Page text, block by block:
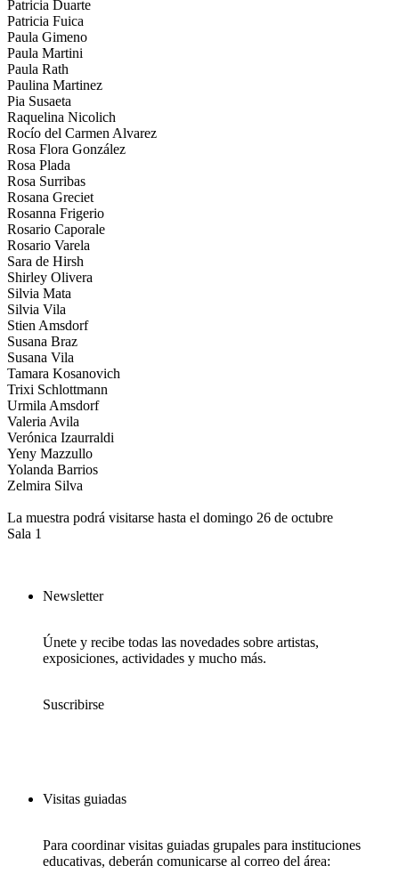
Patricia Duarte
Patricia Fuica
Paula Gimeno
Paula Martini
Paula Rath
Paulina Martinez
Pia Susaeta
Raquelina Nicolich
Rocío del Carmen Alvarez
Rosa Flora González
Rosa Plada
Rosa Surribas
Rosana Greciet
Rosanna Frigerio
Rosario Caporale
Rosario Varela
Sara de Hirsh
Shirley Olivera
Silvia Mata
Silvia Vila
Stien Amsdorf
Susana Braz
Susana Vila
Tamara Kosanovich
Trixi Schlottmann
Urmila Amsdorf
Valeria Avila
Verónica Izaurraldi
Yeny Mazzullo
Yolanda Barrios
Zelmira Silva
La muestra podrá visitarse hasta el domingo 26 de octubre
Sala 1
Newsletter
Únete y recibe todas las novedades sobre artistas,
exposiciones, actividades y mucho más.
Suscribirse
Visitas guiadas
Para coordinar visitas guiadas grupales para instituciones
educativas, deberán comunicarse al correo del área: